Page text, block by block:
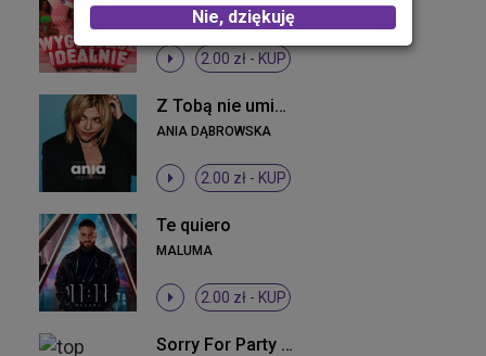
SKOLIM
2.00 zł - KUP
Z Tobą nie umiem wygrać
ANIA DĄBROWSKA
2.00 zł - KUP
Te quiero
MALUMA
2.00 zł - KUP
Sorry For Party Rocking
Nie, dziękuję